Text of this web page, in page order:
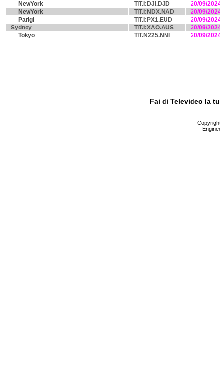
NewYork
TIT.I:DJI.DJD
20/09/
NewYork
TIT.I:NDX.NAD
20/09/
Parigi
TIT.I:PX1.EUD
20/09/
Sydney
TIT.I:XAO.AUS
20/09/
Tokyo
TIT.N225.NNI 20/09/
Fai di Televideo la